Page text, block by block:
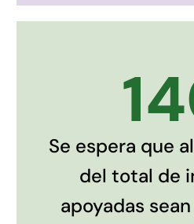
Se espera que
del total de
apoyadas